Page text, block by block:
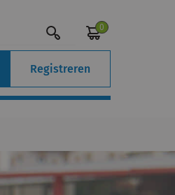
0
Registreren